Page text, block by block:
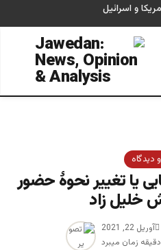
و اسرائیل
دیدگاه
یا تغییر نحوۀ حضور
خلیل زاد
آوریل 22, 2021